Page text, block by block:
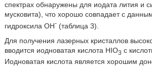
спектрах обнаружены для иодата лития и
мусковита), что хорошо совпадает с
гидроксила ОН-(таблица 3).
Для получения лазерных кристаллов
вводится иодноватая кислота HIO3 с
Иодноватая кислота является хорошим